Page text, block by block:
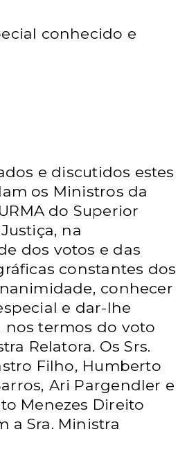
conhecido e
e discutidos estes
os Ministros da
do Superior
na
dos votos e das
constantes dos
conhecer
e dar-lhe
nostermos do voto
Relatora. Os Srs.
Filho, Humberto
Ari Pargendler e
Menezes Direito
a Sra. Ministra